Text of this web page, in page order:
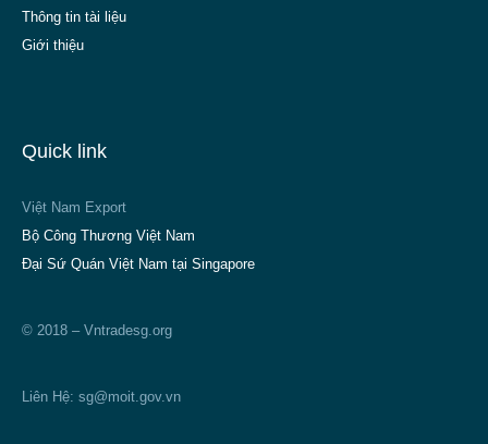
Thông tin tài liệu
Giới thiệu
Quick link
Việt Nam Export
Bộ Công Thương Việt Nam
Đại Sứ Quán Việt Nam tại Singapore
© 2018 – Vntradesg.org
Liên Hệ: sg@moit.gov.vn